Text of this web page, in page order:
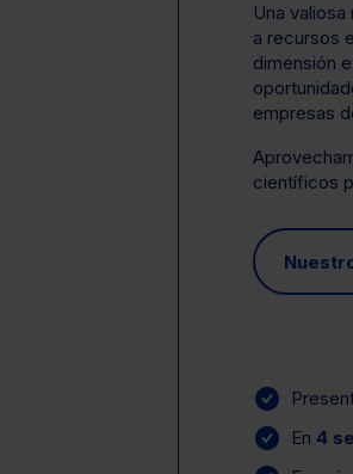
Una
a recursos
dimensión
empresas
científicos
En 4